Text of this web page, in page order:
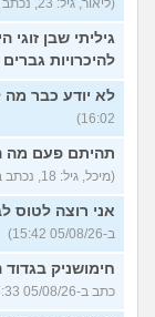
40)
איך להסביר לה
להיפרד?
בעיות ביני לבית
לעשות?
לא משלמת
29)
יוצאת איתו
בטיילת או
26)
(ליאור, גיל: 23, נכתב ב-05/08/26 16:22)
גיליתי שבן
להיכרויות גברים
לא יודע כבר
16:02)
תהיתם פעם מה
(מיכל, גיל: 18, נכתב ב-05/08/26 15:51)
אני רוצה לטוס
ב-05/08/26 15:42)
חימושניק בגדוד
כתב ב-05/08/26 15:33)